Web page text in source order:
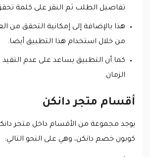
تفاصيل الطلب ثم النقر على كلمة
هذا بالإضافة إلى إمكانية التحقق من
من خلال استخدام هذا التطبيق أيضا.
كما أن التطبيق يساعد على عدم التقيد
الزمان.
أقسام متجر دانكن
يوجد مجموعة من الأقسام داخل متجر
كوبون خصم دانكن، وهي على النحو التالي: